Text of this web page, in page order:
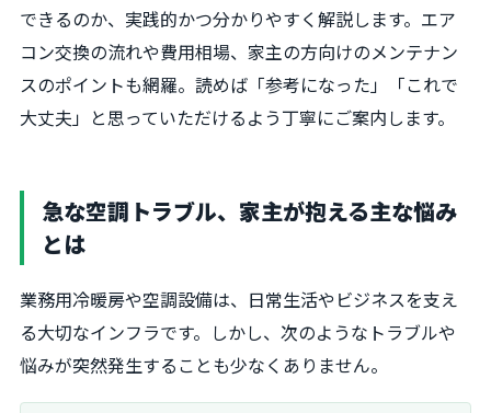
できるのか、実践的かつ分かりやすく解説します。エア
コン交換の流れや費用相場、家主の方向けのメンテナン
スのポイントも網羅。読めば「参考になった」「これで
大丈夫」と思っていただけるよう丁寧にご案内します。
急な空調トラブル、家主が抱える主な悩み
とは
業務用冷暖房や空調設備は、日常生活やビジネスを支え
る大切なインフラです。しかし、次のようなトラブルや
悩みが突然発生することも少なくありません。